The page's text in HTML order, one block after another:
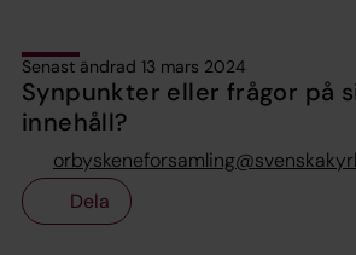
Senast ändrad 13 mars 2024
Synpunkter eller frågor på
innehåll?
Dela